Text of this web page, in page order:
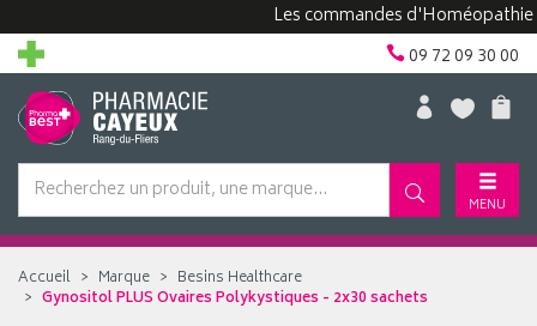
Les commandes d'Homéopathie
09 72 09 30 00
MENU
Accueil Marque
Besins Healthcare
Gynositol PLUS Ovaires Polykystiques - 2x30 sachets